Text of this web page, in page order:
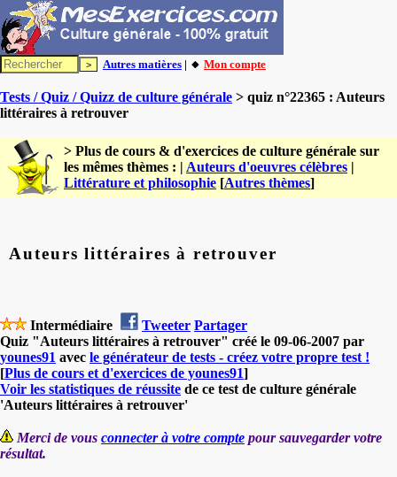
Autres matières | 🔸 Mon compte
Tests / Quiz / Quizz de culture générale > quiz n°22365 : Auteurs
littéraires à retrouver
> Plus de cours & d'exercices de culture générale sur
les mêmes thèmes : | Auteurs d'oeuvres célèbres |
Littérature et philosophie [Autres thèmes]
Auteurs littéraires à retrouver
Intermédiaire Tweeter Partager
Quiz "Auteurs littéraires à retrouver" créé le 09-06-2007 par
younes91 avec le générateur de tests - créez votre propre test !
[Plus de cours et d'exercices de younes91]
Voir les statistiques de réussite de ce test de culture générale
'Auteurs littéraires à retrouver'
Merci de vous connecter à votre compte pour sauvegarder votre
résultat.